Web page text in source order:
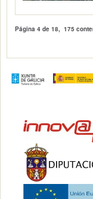
Página4 de 18, 175